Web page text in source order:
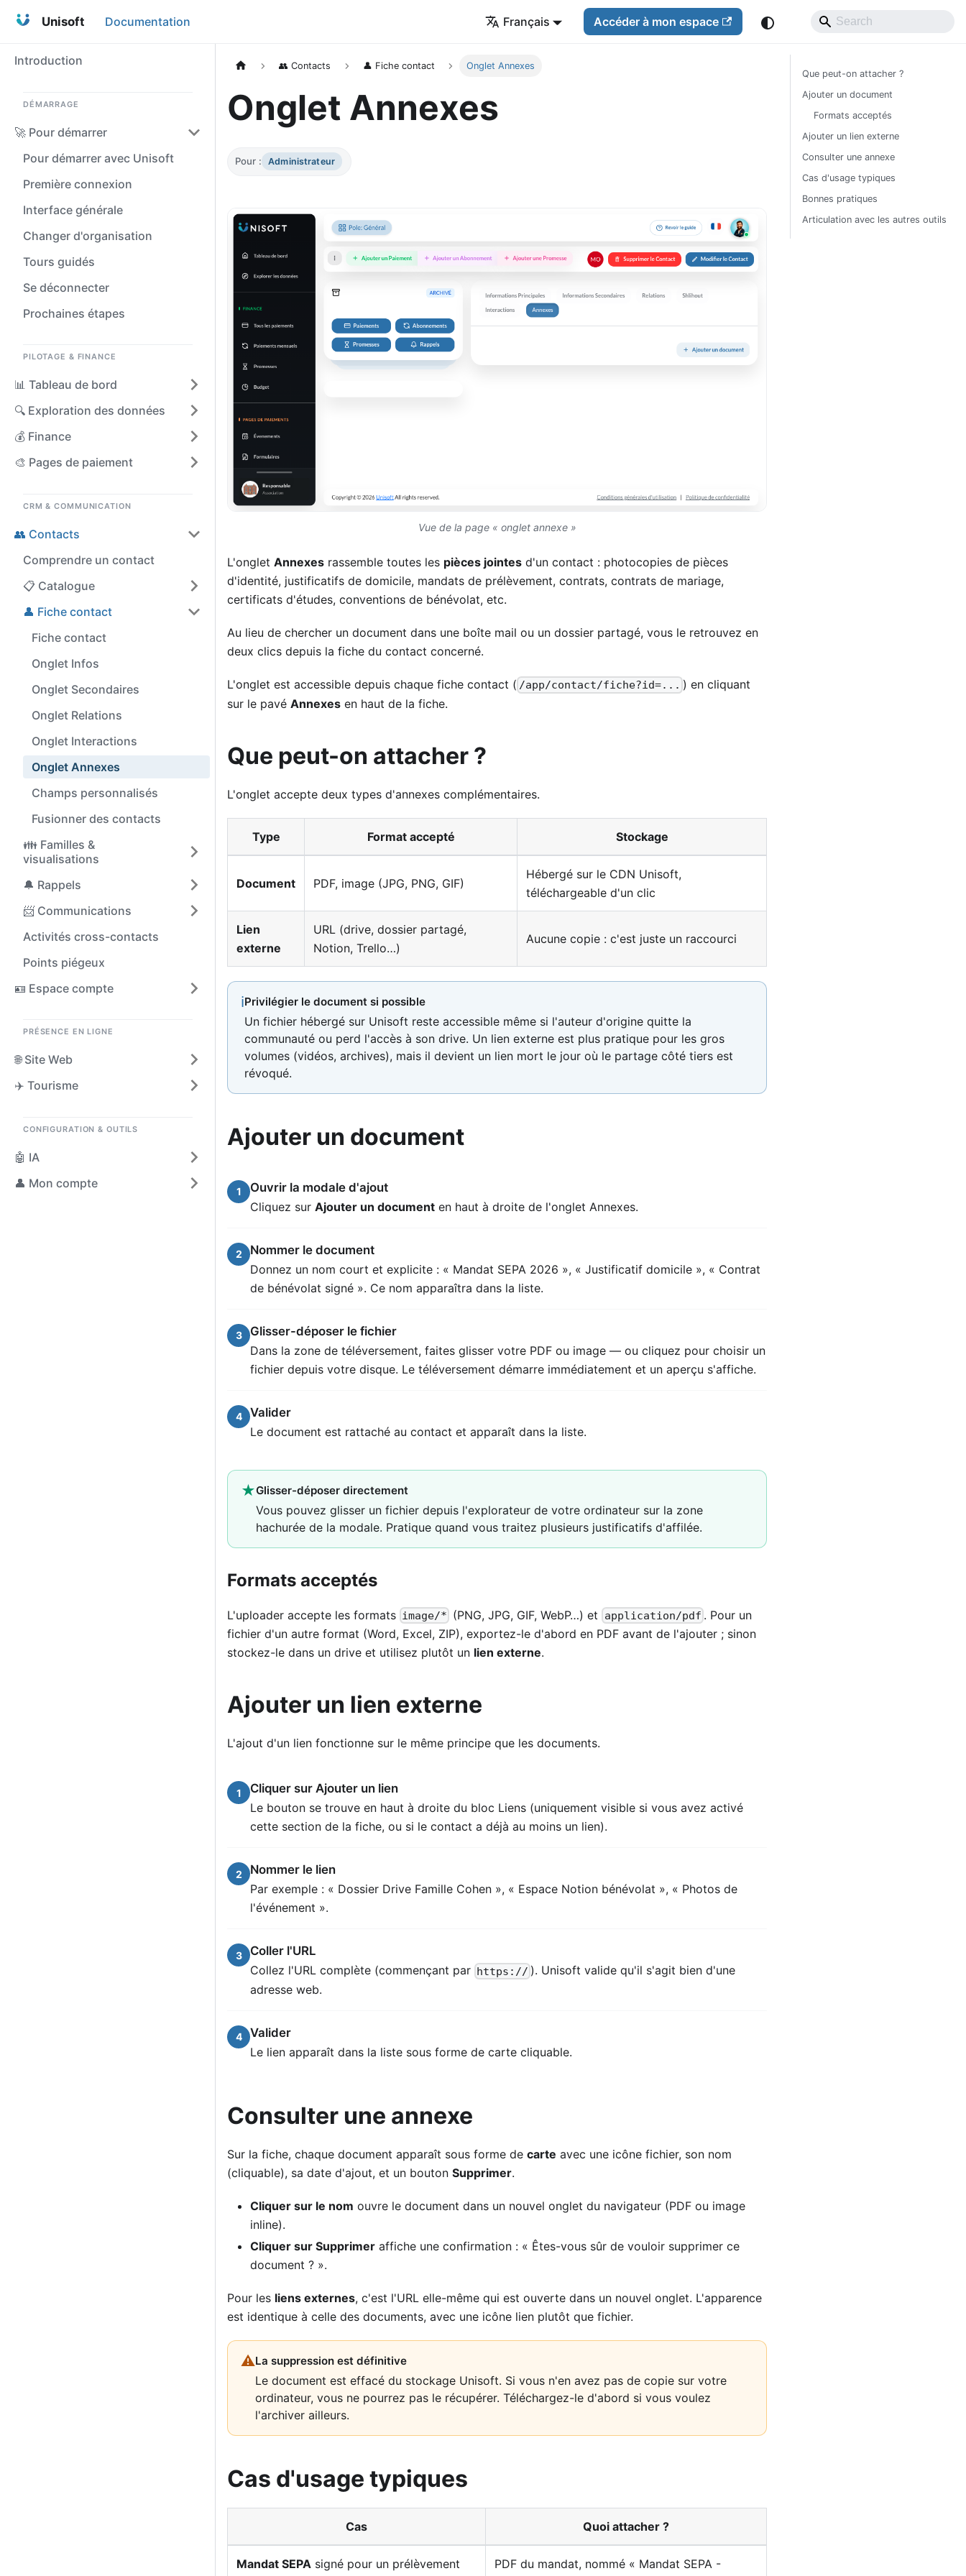
Unisoft Documentation Français Accéder à mon espace
Introduction
DÉMARRAGE
🚀 Pour démarrer
Pour démarrer avec Unisoft
Première connexion
Interface générale
Changer d'organisation
Tours guidés
Se déconnecter
Prochaines étapes
PILOTAGE & FINANCE
📊 Tableau de bord
🔍 Exploration des données
💰 Finance
🎨 Pages de paiement
CRM & COMMUNICATION
👥 Contacts
Comprendre un contact
📋 Catalogue
👤 Fiche contact
Fiche contact
Onglet Infos
Onglet Secondaires
Onglet Relations
Onglet Interactions
Onglet Annexes
Champs personnalisés
Fusionner des contacts
👪 Familles &
visualisations
🔔 Rappels
📨 Communications
Activités cross-contacts
Points piégeux
🪪 Espace compte
PRÉSENCE EN LIGNE
🌐 Site Web
✈️ Tourisme
CONFIGURATION & OUTILS
🤖 IA
👤 Mon compte
👥 Contacts 👤 Fiche contact Onglet Annexes
Onglet Annexes
Pour : Administrateur
Vue de la page « onglet annexe »
L'onglet Annexes rassemble toutes les pièces jointes d'un contact : photocopies de pièces
d'identité, justificatifs de domicile, mandats de prélèvement, contrats, contrats de mariage,
certificats d'études, conventions de bénévolat, etc.
Au lieu de chercher un document dans une boîte mail ou un dossier partagé, vous le retrouvez en
deux clics depuis la fiche du contact concerné.
L'onglet est accessible depuis chaque fiche contact ( /app/contact/fiche?id=... ) en cliquant
sur le pavé Annexes en haut de la fiche.
Que peut-on attacher ?
L'onglet accepte deux types d'annexes complémentaires.
Type Format accepté Stockage
Document PDF, image (JPG, PNG, GIF)
Hébergé sur le CDN Unisoft,
téléchargeable d'un clic
Lien
externe
URL (drive, dossier partagé,
Notion, Trello…)
Aucune copie : c'est juste un raccourci
ℹPrivilégier le document si possible
Un fichier hébergé sur Unisoft reste accessible même si l'auteur d'origine quitte la
communauté ou perd l'accès à son drive. Un lien externe est plus pratique pour les gros
volumes (vidéos, archives), mais il devient un lien mort le jour où le partage côté tiers est
révoqué.
Ajouter un document
1
Ouvrir la modale d'ajout
Cliquez sur Ajouter un document en haut à droite de l'onglet Annexes.
2
Nommer le document
Donnez un nom court et explicite : « Mandat SEPA 2026 », « Justificatif domicile », « Contrat
de bénévolat signé ». Ce nom apparaîtra dans la liste.
3
Glisser-déposer le fichier
Dans la zone de téléversement, faites glisser votre PDF ou image — ou cliquez pour choisir un
fichier depuis votre disque. Le téléversement démarre immédiatement et un aperçu s'affiche.
4
Valider
Le document est rattaché au contact et apparaît dans la liste.
★Glisser-déposer directement
Vous pouvez glisser un fichier depuis l'explorateur de votre ordinateur sur la zone
hachurée de la modale. Pratique quand vous traitez plusieurs justificatifs d'affilée.
Formats acceptés
L'uploader accepte les formats image/* (PNG, JPG, GIF, WebP…) et application/pdf . Pour un
fichier d'un autre format (Word, Excel, ZIP), exportez-le d'abord en PDF avant de l'ajouter ; sinon
stockez-le dans un drive et utilisez plutôt un lien externe.
Ajouter un lien externe
L'ajout d'un lien fonctionne sur le même principe que les documents.
1
Cliquer sur Ajouter un lien
Le bouton se trouve en haut à droite du bloc Liens (uniquement visible si vous avez activé
cette section de la fiche, ou si le contact a déjà au moins un lien).
2
Nommer le lien
Par exemple : « Dossier Drive Famille Cohen », « Espace Notion bénévolat », « Photos de
l'événement ».
3
Coller l'URL
Collez l'URL complète (commençant par https:// ). Unisoft valide qu'il s'agit bien d'une
adresse web.
4
Valider
Le lien apparaît dans la liste sous forme de carte cliquable.
Consulter une annexe
Sur la fiche, chaque document apparaît sous forme de carte avec une icône fichier, son nom
(cliquable), sa date d'ajout, et un bouton Supprimer.
Cliquer sur le nom ouvre le document dans un nouvel onglet du navigateur (PDF ou image
inline).
Cliquer sur Supprimer affiche une confirmation : « Êtes-vous sûr de vouloir supprimer ce
document ? ».
Pour les liens externes, c'est l'URL elle-même qui est ouverte dans un nouvel onglet. L'apparence
est identique à celle des documents, avec une icône lien plutôt que fichier.
⚠La suppression est définitive
Le document est effacé du stockage Unisoft. Si vous n'en avez pas de copie sur votre
ordinateur, vous ne pourrez pas le récupérer. Téléchargez-le d'abord si vous voulez
l'archiver ailleurs.
Cas d'usage typiques
Cas Quoi attacher ?
Mandat SEPA signé pour un prélèvement
PDF du mandat, nommé « Mandat SEPA -
Que peut-on attacher ?
Ajouter un document
Formats acceptés
Ajouter un lien externe
Consulter une annexe
Cas d'usage typiques
Bonnes pratiques
Articulation avec les autres outils